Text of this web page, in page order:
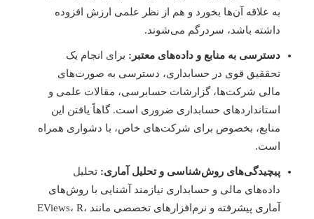
به علاقه آن‌ها بخورد و هم از نظر علمی ارزش افزوده
داشته باشد، سردرگم می‌شوند.
دسترسی به منابع و داده‌های معتبر:برای انجام یک
تحققیق قوی در حسابداری، دسترسی به صورت‌های
مالی شرکت‌ها، گزارشات حسابرسی، مقالات علمی و
استانداردهای حسابداری ضروری است. گاهاً یافتن این
منابع، بخصوص برای شرکت‌های خاص، با دشواری همراه
است.
پیچیدگی‌های روش‌شناسی و تحلیل آماری:تحلیل
داده‌های مالی و حسابداری نیازمند آشنایی با روش‌های
آماری پیشرفته و نرم‌افزارهای تخصصی مانند EViews، R،